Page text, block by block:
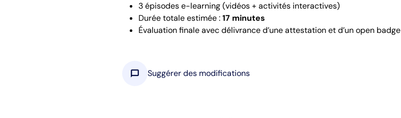
3 épisodes e-learning (vidéos + activités interactives)
Durée totale estimée :17 minutes
Évaluation finale avec délivrance d’une attestation et d’un open badge
chat_bubble Suggérer des modifications